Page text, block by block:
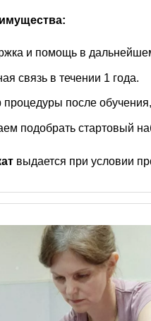
и помощь в
связь в течении 1 года.
процедуры после
подобрать стартовый
выдается при условии